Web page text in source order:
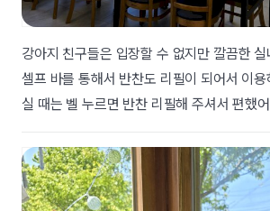
강아지 친구들은 입장할 수 없지만 깔끔한
셀프 바를 통해서 반찬도 리필이 되어서 이용
실 때는 벨 누르면 반찬 리필해 주셔서 편했